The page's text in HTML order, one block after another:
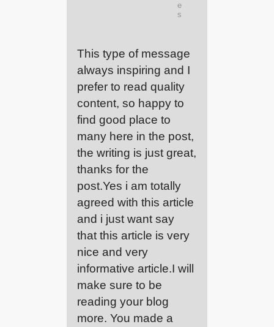
e
s
This type of message
always inspiring and I
prefer to read quality
content, so happy to
find good place to
many here in the post,
the writing is just great,
thanks for the
post.Yes i am totally
agreed with this article
and i just want say
that this article is very
nice and very
informative article.I will
make sure to be
reading your blog
more. You made a